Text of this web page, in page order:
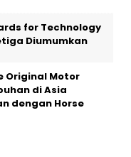
for Technology
Diumumkan
Original Motor
di Asia
dengan Horse